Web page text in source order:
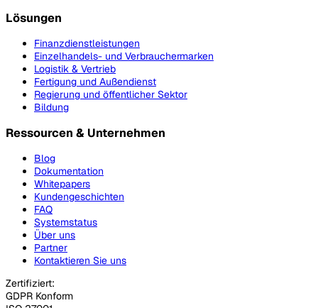
Lösungen
Finanzdienstleistungen
Einzelhandels- und Verbrauchermarken
Logistik & Vertrieb
Fertigung und Außendienst
Regierung und öffentlicher Sektor
Bildung
Ressourcen & Unternehmen
Blog
Dokumentation
Whitepapers
Kundengeschichten
FAQ
Systemstatus
Über uns
Partner
Kontaktieren Sie uns
Zertifiziert:
GDPR Konform